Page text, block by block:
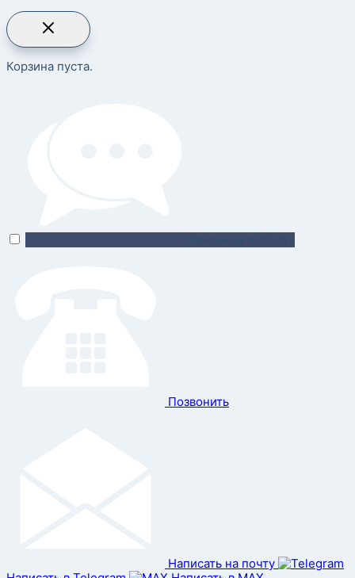
Корзина пуста.
Позвонить
Написать на почту